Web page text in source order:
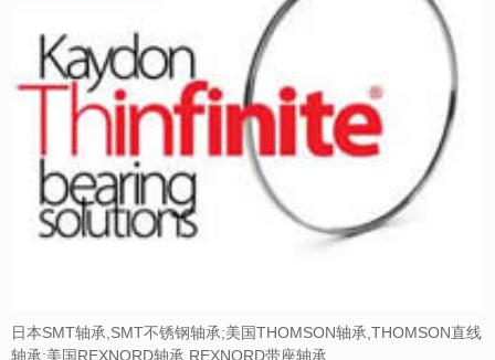
日本SMT轴承,SMT不锈钢轴承;美国THOMSON轴承,THOMSON直线
轴承;美国REXNORD轴承,REXNORD带座轴承